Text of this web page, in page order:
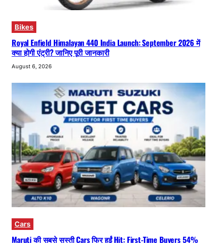
Bikes
Royal Enfield Himalayan 440 India Launch: September 2026 में
क्या होगी एंट्री? जानिए पूरी जानकारी
August 6, 2026
Cars
Maruti की सबसे सस्ती Cars फिर हुईं Hit: First-Time Buyers 54%